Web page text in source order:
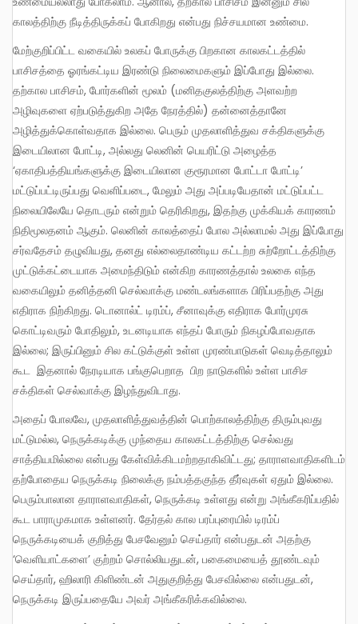
காலத்திற்கு நீடித்திருக்கப் போகிறது என்பது நிச்சயமான உண்மை.
மேற்குறிப்பிட்ட வகையில் உலகப் போருக்கு பிறகான காலகட்டத்தில்
பாசிசத்தை ஓரங்கட்டிய இரண்டு நிலைமைகளும் இப்போது இல்லை.
தற்கால பாசிசம், போர்களின் மூலம் (மனிதகுலத்திற்கு அளவற்ற
அழிவுகளை ஏற்படுத்துகிற அதே நேரத்தில்) தன்னைத்தானே
அழித்துக்கொள்வதாக இல்லை. பெரும் முதலாளித்துவ சக்திகளுக்கு
இடையிலான போட்டி, அல்லது லெனின் பெயரிட்டு அழைத்த
‘ஏகாதிபத்தியங்களுக்கு இடையிலான குரூரமான போட்டா போட்டி’
மட்டுப்பட்டிருப்பது வெளிப்படை, மேலும் அது அப்படியேதான் மட்டுப்பட்ட
நிலையிலேயே தொடரும் என்றும் தெரிகிறது, இதற்கு முக்கியக் காரணம்
நிதிமூலதனம் ஆகும். லெனின் காலத்தைப் போல அல்லாமல் அது இப்போது
சர்வதேசம் தழுவியது, தனது எல்லைதாண்டிய கட்டற்ற சுற்றோட்டத்திற்கு
முட்டுக்கட்டையாக அமைந்திடும் என்கிற காரணத்தால் உலகை எந்த
வகையிலும் தனித்தனி செல்வாக்கு மண்டலங்களாக பிரிப்பதற்கு அது
எதிராக நிற்கிறது. டொனால்ட் டிரம்ப், சீனாவுக்கு எதிராக போர்முரசு
கொட்டிவரும் போதிலும், உடனடியாக எந்தப் போரும் நிகழப்போவதாக
இல்லை; இருப்பினும் சில கட்டுக்குள் உள்ள முரண்பாடுகள் வெடித்தாலும்
கூட இதனால் நேரடியாக பங்குபெறாத பிற நாடுகளில் உள்ள பாசிச
சக்திகள் செல்வாக்கு இழந்துவிடாது.
அதைப் போலவே, முதலாளித்துவத்தின் பொற்காலத்திற்கு திரும்புவது
மட்டுமல்ல, நெருக்கடிக்கு முந்தைய காலகட்டத்திற்கு செல்வது
சாத்தியமில்லை என்பது கேள்விக்கிடமற்றதாகிவிட்டது; தாராளவாதிகளிடம்
தற்போதைய நெருக்கடி நிலைக்கு நம்பத்தகுந்த தீர்வுகள் ஏதும் இல்லை.
பெரும்பாலான தாராளவாதிகள், நெருக்கடி உள்ளது என்று அங்கீகரிப்பதில்
கூட பாராமுகமாக உள்ளனர். தேர்தல் கால பரப்புரையில் டிரம்ப்
நெருக்கடியைக் குறித்து பேசவேனும் செய்தார் என்பதுடன் அதற்கு
‘வெளியாட்களை’ குற்றம் சொல்லியதுடன், பகைமையைத் தூண்டவும்
செய்தார், ஹிலாரி கிளிண்டன் அதுகுறித்து பேசவில்லை என்பதுடன்,
நெருக்கடி இருப்பதையே அவர் அங்கீகரிக்கவில்லை.